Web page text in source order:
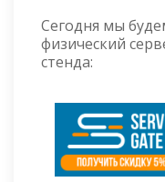
Сегодня мы
физический
стенда: